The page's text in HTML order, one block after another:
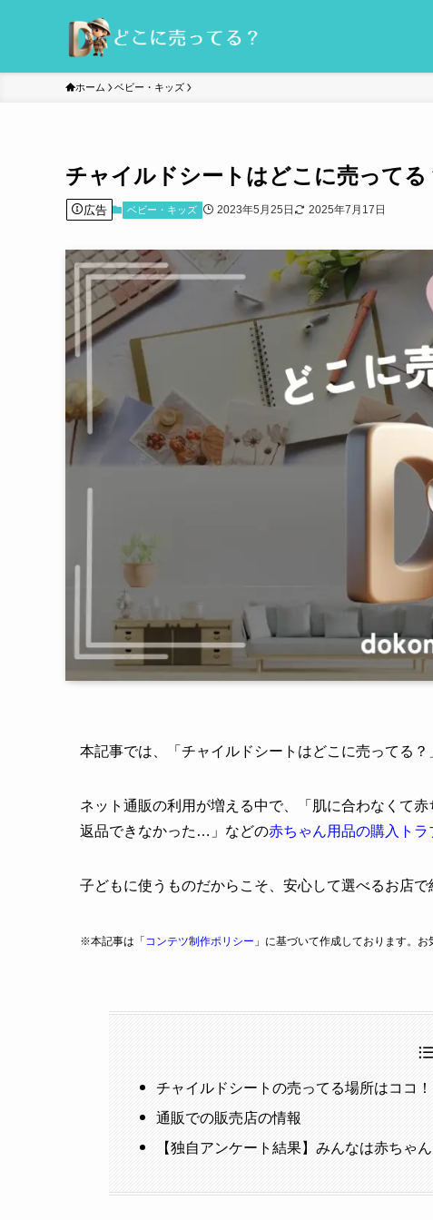
ホーム ベビー・キッズ
チャイルドシートはどこに売ってる
広告 ベビー・キッズ 2023年5月25日 2025年7月17日
本記事では、「チャイルドシートはどこに売ってる？
ネット通販の利用が増える中で、「肌に合わなくて
返品できなかった…」などの赤ちゃん用品の購入トラ
子どもに使うものだからこそ、安心して選べるお店で
※本記事は「 コンテツ制作ポリシー 」に基づいて作成しております。お
チャイルドシートの売ってる場所はココ！
通販での販売店の情報
【独自アンケート結果】みんなは赤ちゃ